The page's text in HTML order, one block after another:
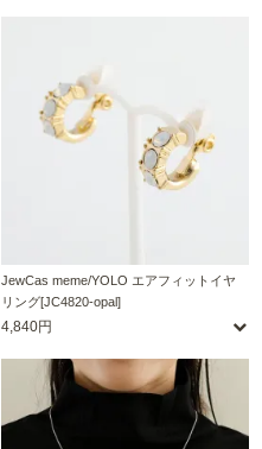
JewCas meme/YOLO エアフィットイヤ
リング[JC4820-opal]
4,840円